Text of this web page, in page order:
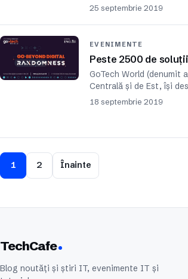
25 septembrie 2019
EVENIMENTE
Peste 2500 de
GoTech World (denumit
Centrală și de Est, își
18 septembrie 2019
1 2 Înainte
TechCafe
Blog noutăți și știri IT, evenimente IT și